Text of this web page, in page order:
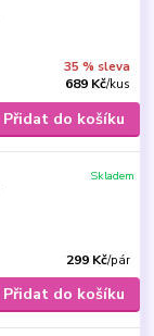
35 % sleva
689 Kč/kus
Přidat do košíku
299 Kč/pár
Skladem
Přidat do košíku